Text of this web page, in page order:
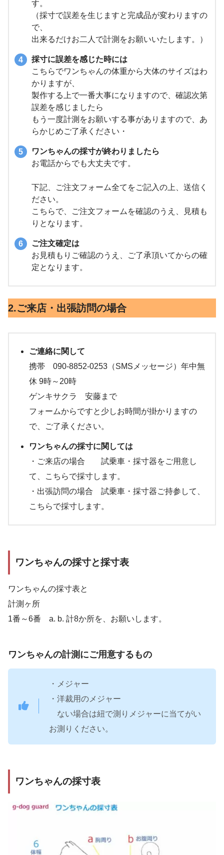
す。
（採寸で誤差を生じますと完成品が変わりますの
で、
出来るだけお二人で計測をお願いいたします。）
採寸に誤差を感じた時には
こちらでワンちゃんの体重から大体のサイズはわ
かりますが、
製作する上で一番大事になりますので、確認次第
誤差を感じましたら
もう一度計測をお願いする事がありますので、あ
らかじめご了承ください・
ワンちゃんの採寸が終わりましたら
お電話からでも大丈夫です。
下記、ご注文フォーム全てをご記入の上、送信く
ださい。
こちらで、ご注文フォームを確認のうえ、見積も
りとなります。
ご注文確定は
お見積もりご確認のうえ、ご了承頂いてからの確
定となります。
2.ご来店・出張訪問の場合
ご連絡に関して
携帯 090-8852-0253（SMSメッセージ）年中無
休 9時～20時
ゲンキサクラ 安藤まで
フォームからですと少しお時間が掛かりますの
で、ご了承ください。
ワンちゃんの採寸に関しては
・ご来店の場合 試乗車・採寸器をご用意し
て、こちらで採寸します。
・出張訪問の場合 試乗車・採寸器ご持参して、
こちらで採寸します。
ワンちゃんの採寸と採寸表
ワンちゃんの採寸表と
計測ヶ所
1番～6番 a. b. 計8か所を、お願いします。
ワンちゃんの計測にご用意するもの
・メジャー
・洋裁用のメジャー
ない場合は紐で測りメジャーに当てがい
お測りください。
ワンちゃんの採寸表